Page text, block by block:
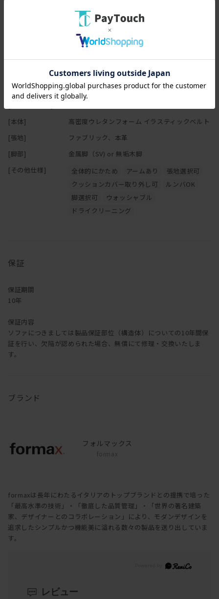
様々な姿勢でくつろぐことができます。
人間は20-30分程度同じ体勢でいると筋肉が疲れてくるそうで、
無意識に体勢を変えたり、座りなおしたりしています。
そしてこの写真ではわかりませんが、実はフルカバーリング！！
ドライクリーニングはもちろん、ご自宅の洗濯機で洗える
ウォッシャブル仕様の張地もあります！
コーヒーなどをこぼしたら大変面倒な事態になります。
泣きながら再度工場に戻して張り直してもらわなくてはいけませ
送料とか修理代とか凄くかかります。
よってフルカバーリング式のソファって重宝されるのですね。
最近、ルンバが通るという条件をソファ選びで重視する方が
なかなか多いのですが、通りますルンバ。通ルンバ。
サイズバリエーションも豊富で、
張地もすごくすごくすごく沢山あります。
デザインは前述の通りすこぶるシンプルなので、
・・・もうあれですね。選ばない理由がない。
皆さん、ソファ買い替えの際はぜひご検討下さい。
94cm
[高さ(H)]
67cm
[本体]
高密度ウレタンフォーム イラスティックベルト
[張地]
ファブリック、本革
[脚部]
金属脚（SV) or 無垢木脚
[その他仕様]
全体的にかため アームあり
張地選択可
クッションカバー取り外し可
ルンバOK
脚選択可
ウォッシャブル
ドライクリーニング
保証
保証期間
10年
保証内容
ソファにつきましては製品保証部位（構造体）についての10年間保
証を行い、欠陥が認められた場合、無償にて修理・交換いたしま
す。
ブランド
フォルマックス
formax
formaxは長年にわたるイタリアのトップブランドとの提携で培った
「最高水準の技術」・「徹底した品質管理」・「世界の著名建築
家、デザイナーとのコラボレーション」により、モダンデザインを
追求したシンプルかつ機能美に溢れる数々の製品を送り出していま
す。
レビュー